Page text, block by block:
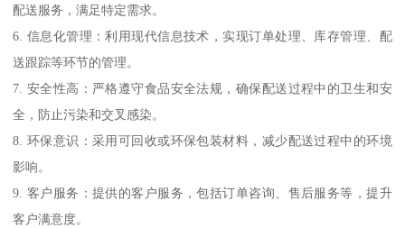
配送服务，满足特定需求。
6. 信息化管理：利用现代信息技术，实现订单处理、库存管理、配
送跟踪等环节的管理。
7. 安全性高：严格遵守食品安全法规，确保配送过程中的卫生和安
全，防止污染和交叉感染。
8. 环保意识：采用可回收或环保包装材料，减少配送过程中的环境
影响。
9. 客户服务：提供的客户服务，包括订单咨询、售后服务等，提升
客户满意度。